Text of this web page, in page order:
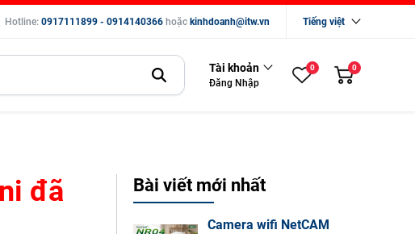
Hotline: 0917111899 - 0914140366 hoặc kinhdoanh@itw.vn Tiếng việt
Tài khoản
Đăng Nhập
0 0
đã
Bài viết mới nhất
Camera wifi NetCAM